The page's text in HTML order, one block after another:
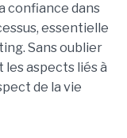
confiance dans
essentielle
Sans oublier
aspects liés à
de la vie